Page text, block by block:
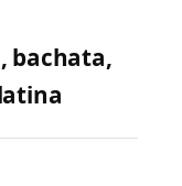
bachata,